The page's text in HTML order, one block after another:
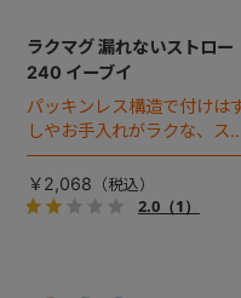
ラクマグ 漏れないストロー
240 イーブイ
パッキンレス構造で付けは
しやお手入れがラクな、ス
ローマグのスタンダードボ
ル。
￥2,068
2.0（1）